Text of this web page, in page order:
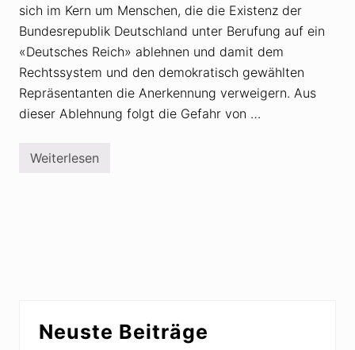
sich im Kern um Menschen, die die Existenz der
Bundesrepublik Deutschland unter Berufung auf ein
«Deutsches Reich» ablehnen und damit dem
Rechtssystem und den demokratisch gewählten
Repräsentanten die Anerkennung verweigern. Aus
dieser Ablehnung folgt die Gefahr von …
D
e
d
Weiterlesen
Neuste Beiträge